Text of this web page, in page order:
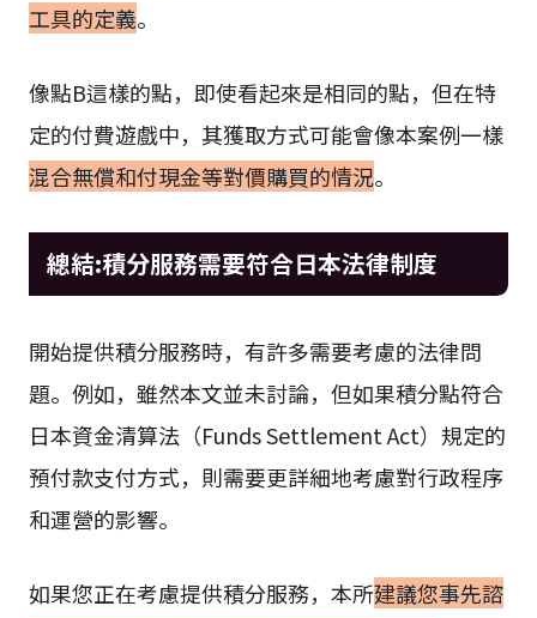
工具的定義。
像點B這樣的點，即使看起來是相同的點，但在特
定的付費遊戲中，其獲取方式可能會像本案例一樣
混合無償和付現金等對價購買的情況。
總結:積分服務需要符合日本法律制度
開始提供積分服務時，有許多需要考慮的法律問
題。例如，雖然本文並未討論，但如果積分點符合
日本資金清算法（Funds Settlement Act）規定的
預付款支付方式，則需要更詳細地考慮對行政程序
和運營的影響。
如果您正在考慮提供積分服務，本所建議您事先諮